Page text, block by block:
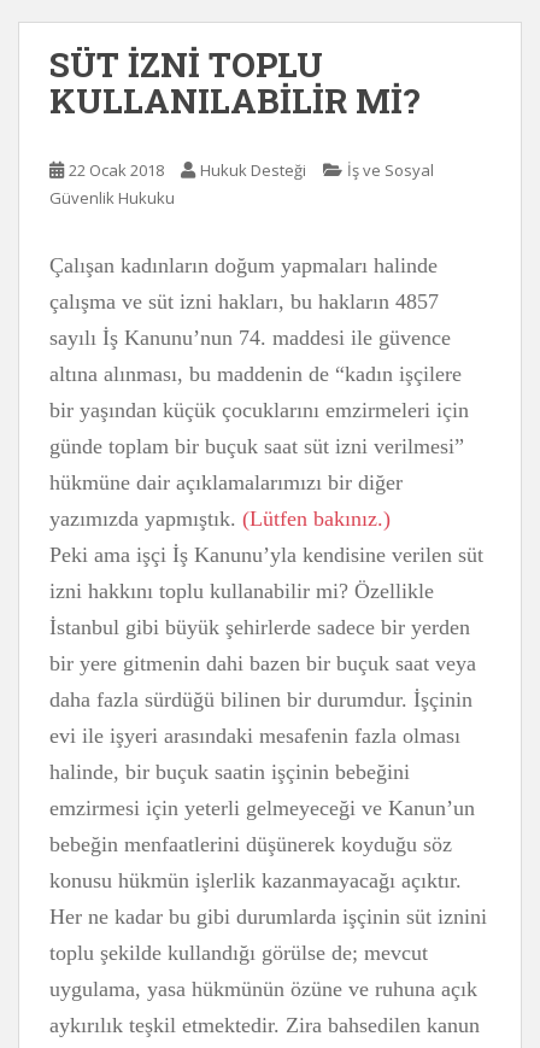
SÜT İZNİ TOPLU
KULLANILABİLİR Mİ?
22 Ocak 2018 Hukuk Desteği
İş ve Sosyal
Güvenlik Hukuku
Çalışan kadınların doğum yapmaları halinde
çalışma ve süt izni hakları, bu hakların 4857
sayılı İş Kanunu’nun 74. maddesi ile güvence
altına alınması, bu maddenin de “kadın işçilere
bir yaşından küçük çocuklarını emzirmeleri için
günde toplam bir buçuk saat süt izni verilmesi”
hükmüne dair açıklamalarımızı bir diğer
yazımızda yapmıştık. (Lütfen bakınız.)
Peki ama işçi İş Kanunu’yla kendisine verilen süt
izni hakkını toplu kullanabilir mi? Özellikle
İstanbul gibi büyük şehirlerde sadece bir yerden
bir yere gitmenin dahi bazen bir buçuk saat veya
daha fazla sürdüğü bilinen bir durumdur. İşçinin
evi ile işyeri arasındaki mesafenin fazla olması
halinde, bir buçuk saatin işçinin bebeğini
emzirmesi için yeterli gelmeyeceği ve Kanun’un
bebeğin menfaatlerini düşünerek koyduğu söz
konusu hükmün işlerlik kazanmayacağı açıktır.
Her ne kadar bu gibi durumlarda işçinin süt iznini
toplu şekilde kullandığı görülse de; mevcut
uygulama, yasa hükmünün özüne ve ruhuna açık
aykırılık teşkil etmektedir. Zira bahsedilen kanun